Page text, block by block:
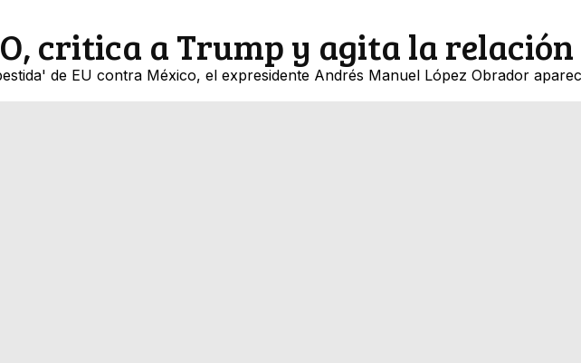
critica a Trump y agita la relación
de EU contra México, el expresidente Andrés Manuel López Obrador